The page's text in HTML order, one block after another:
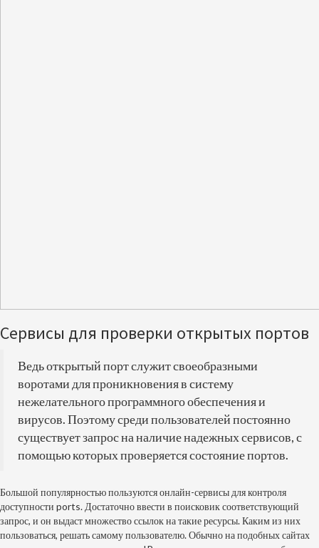
Сервисы для проверки открытых портов
Ведь открытый порт служит своеобразными
воротами для проникновения в систему
нежелательного программного обеспечения и
вирусов. Поэтому среди пользователей постоянно
существует запрос на наличие надежных сервисов, с
помощью которых проверяется состояние портов.
Большой популярностью пользуются онлайн-сервисы для контроля
доступности ports. Достаточно ввести в поисковик соответствующий
запрос, и он выдаст множество ссылок на такие ресурсы. Каким из них
пользоваться, решать самому пользователю. Обычно на подобных сайтах